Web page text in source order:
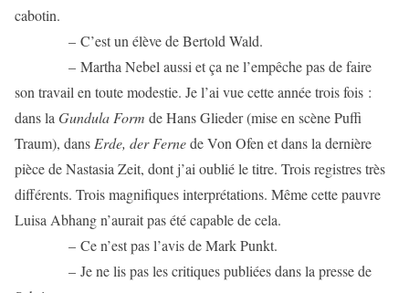
cabotin.
– C’est un élève de Bertold Wald.
– Martha Nebel aussi et ça ne l’empêche pas de faire
son travail en toute modestie. Je l’ai vue cette année trois fois :
dans la Gundula Form de Hans Glieder (mise en scène Puffi
Traum), dans Erde, der Fernede Von Ofen et dans la dernière
pièce de Nastasia Zeit, dont j’ai oublié le titre. Trois registres très
différents. Trois magnifiques interprétations. Même cette pauvre
Luisa Abhang n’aurait pas été capable de cela.
– Ce n’est pas l’avis de Mark Punkt.
– Je ne lis pas les critiques publiées dans la presse de